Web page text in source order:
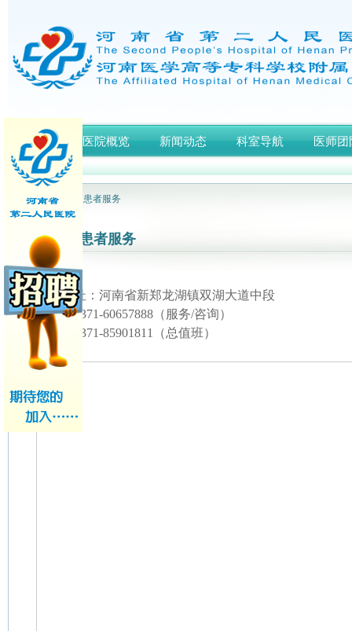
首页 医院概览 新闻动态 科室导航 医师团
网站首页 > 患者服务
患者服务
医院地址：河南省新郑龙湖镇双湖大道中段
电话：0371-60657888（服务/咨询）
电话：
0371-85901811（总值班）